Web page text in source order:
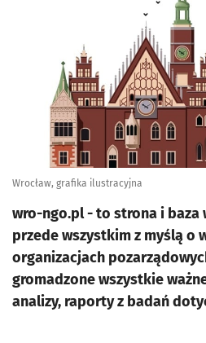
Wrocław, grafika ilustracyjna
wro-ngo.pl - to strona i baza
przede wszystkim z myślą o
organizacjach
gromadzone wszystkie
analizy, raporty z badań